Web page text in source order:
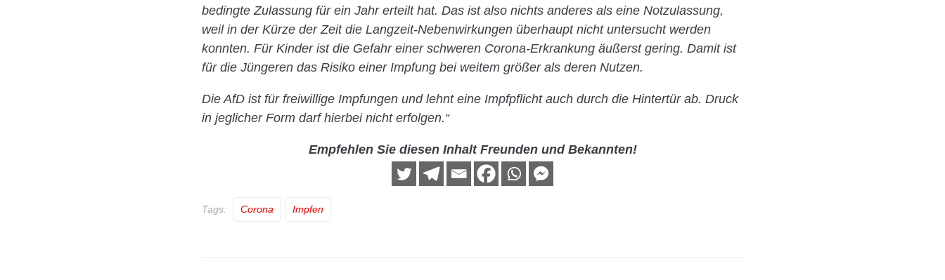
bedingte Zulassung für ein Jahr erteilt hat. Das ist also nichts anderes als eine Notzulassung,
weil in der Kürze der Zeit die Langzeit-Nebenwirkungen überhaupt nicht untersucht werden
konnten. Für Kinder ist die Gefahr einer schweren Corona-Erkrankung äußerst gering. Damit ist
für die Jüngeren das Risiko einer Impfung bei weitem größer als deren Nutzen.
Die AfD ist für freiwillige Impfungen und lehnt eine Impfpflicht auch durch die Hintertür ab. Druck
in jeglicher Form darf hierbei nicht erfolgen.“
Empfehlen Sie diesen Inhalt Freunden und Bekannten!
Tags: Corona Impfen